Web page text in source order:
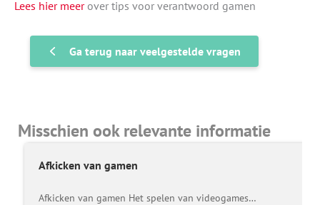
Lees hier meerover tips voor verantwoord gamen
Ga terug naar veelgestelde vragen
Misschien ook relevante informatie
Afkicken van gamen
Afkicken van gamen Het spelen van videogames…